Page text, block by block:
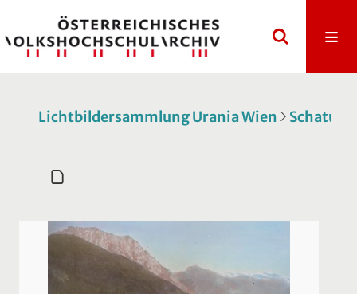
Lichtbildersammlung Urania Wien